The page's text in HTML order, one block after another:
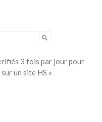
3 fois par jour pour
un site HS »